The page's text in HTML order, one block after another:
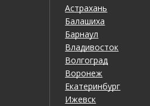
Астрахань
Балашиха
Барнаул
Владивосток
Волгоград
Воронеж
Екатеринбург
Ижевск